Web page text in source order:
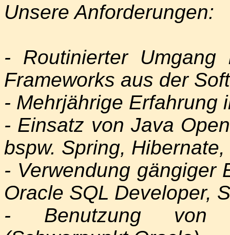
Unsere Anforderungen:
- Routinierter
Frameworks aus der
- Mehrjährige Erfahrung
- Einsatz von Java
bspw. Spring,
- Verwendung gängiger
Oracle SQL Developer,
- Benutzung von